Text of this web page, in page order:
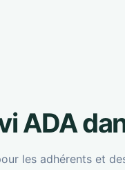
ADA
les adhérents et